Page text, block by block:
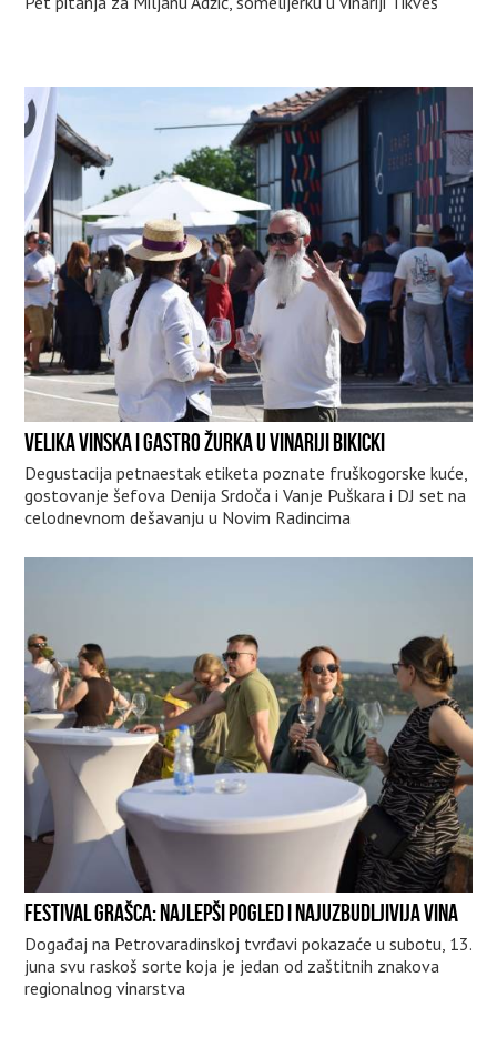
VELIKA VINSKA I GASTRO ŽURKA U VINARIJI BIKICKI
Degustacija petnaestak etiketa poznate fruškogorske kuće,
gostovanje šefova Denija Srdoča i Vanje Puškara i DJ set na
celodnevnom dešavanju u Novim Radincima
FESTIVAL GRAŠCA: NAJLEPŠI POGLED I NAJUZBUDLJIVIJA VINA
Događaj na Petrovaradinskoj tvrđavi pokazaće u subotu, 13.
juna svu raskoš sorte koja je jedan od zaštitnih znakova
regionalnog vinarstva